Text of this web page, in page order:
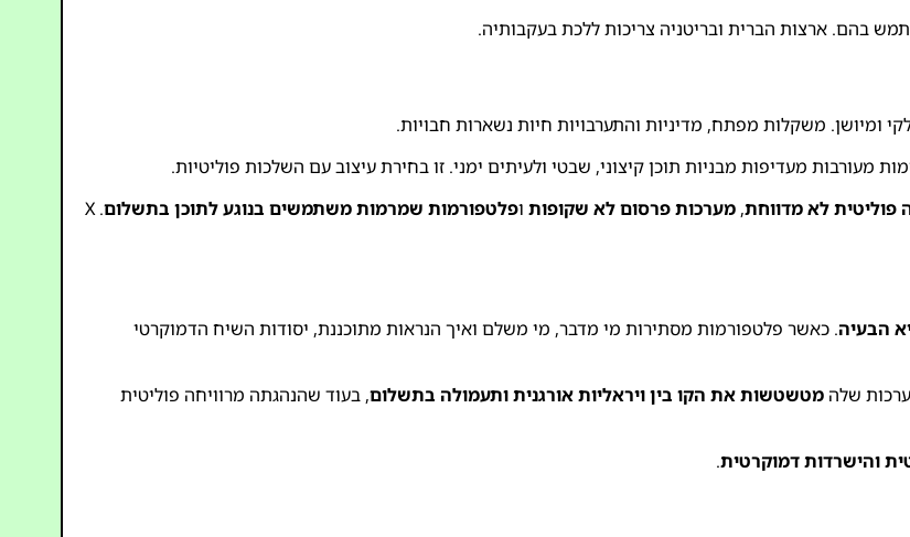
בהם. ארצות הברית ובריטניה צריכות ללכת בעקבותיה.
ומיושן. משקלות מפתח, מדיניות והתערבויות חיות נשארות חבויות.
מעורבות מעדיפות מבניות תוכן קיצוני, שבטי ולעיתים ימני. זו בחירת עיצוב עם השלכות פוליטיות.
לא מדווחת,מערכות פרסום לא שקופות ופלטפורמות שמרמות משתמשים בנוגע לתוכן בתשלום . X
הבעיה. כאשר פלטפורמות מסתירות מי מדבר, מי משלם ואיך הנראות מתוכננת, יסודות השיח הדמוקרטי
שלהמטשטשות את הקו בין ויראליות אורגנית ותעמולה בתשלום, בעוד שהנהגתה מרוויחה פוליטית
והישרדות דמוקרטית.